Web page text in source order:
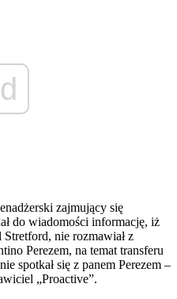
zajmujący się
do wiadomości informację, iż
nie rozmawiał z
Perezem, na temat transferu
spotkał się z panem Perezem –
„Proactive”.